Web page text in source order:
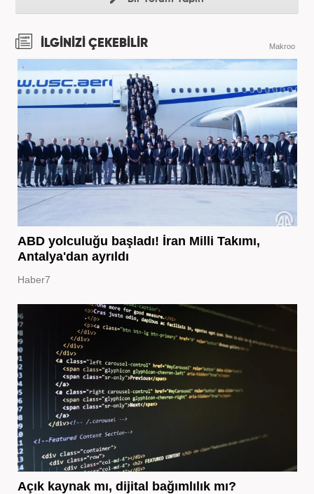
İLGİNİZİ ÇEKEBİLİR Makroo
ABD yolculuğu başladı! İran Milli Takımı,
Antalya'dan ayrıldı
Haber7
Açık kaynak mı, dijital bağımlılık mı?